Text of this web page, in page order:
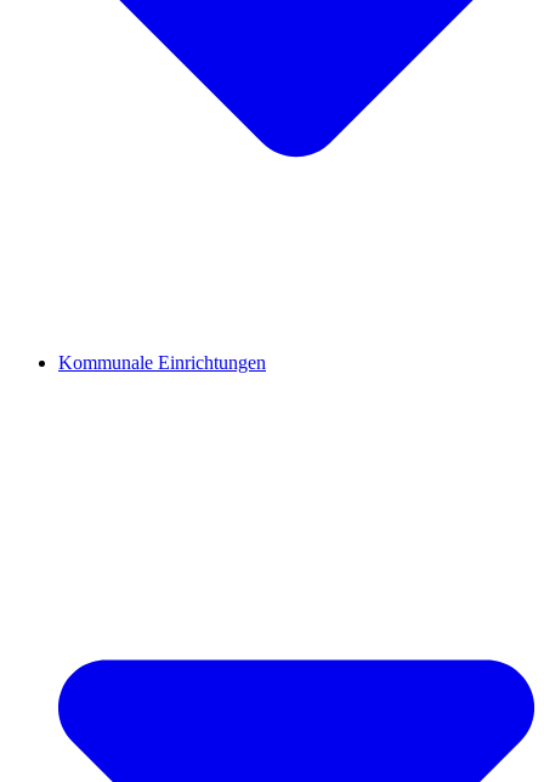
Kommunale Einrichtungen